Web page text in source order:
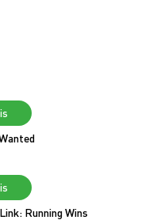
Running Wins